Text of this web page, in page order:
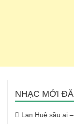
NHẠC MỚI
Lan Huệ sầu ai